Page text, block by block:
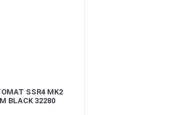
SSR4 MK2
BLACK 32280